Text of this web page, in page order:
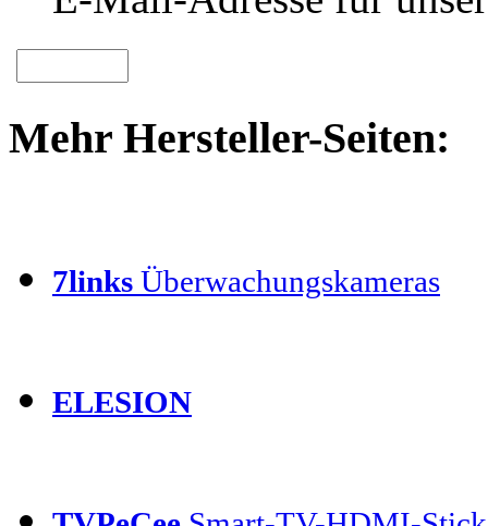
Mehr Hersteller-Seiten:
7links Überwachungskameras
ELESION